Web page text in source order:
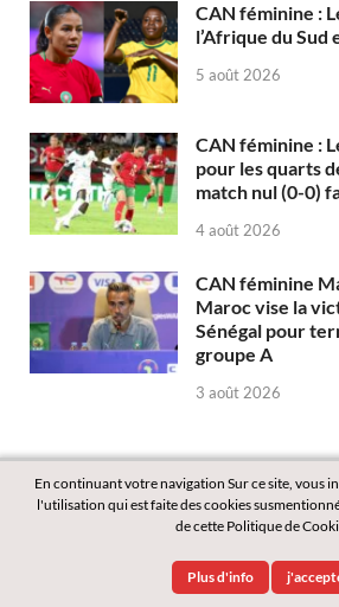
CAN féminine :
l’Afrique du Sud
5 août 2026
CAN féminine :
pour les quarts
match nul (0-0)
4 août 2026
CAN féminine
Maroc vise la
Sénégal pour
groupe A
3 août 2026
WordPressandHitMag.
En continuant votre navigation Sur ce site, vous
l'utilisation qui est faite des cookies
de cette Politique de
Plus d'info